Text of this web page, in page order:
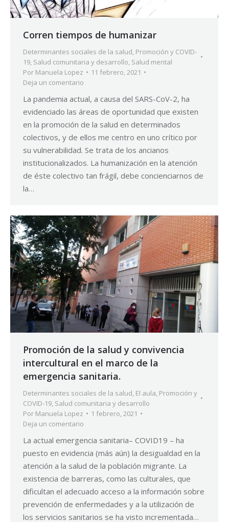
Corren tiempos de humanizar
Determinantes sociales de la salud, Promoción y COVID-
19, Salud comunitaria y desarrollo, Salud mental
Por Manuela Lopez
11 febrero, 2021
Deja un comentario
La pandemia actual, a causa del SARS-CoV-2, ha
evidenciado las áreas de oportunidad que existen
en la promoción de la salud en determinados
colectivos, y de ellos me centro en uno crítico por
su vulnerabilidad. Se trata de los ancianos
institucionalizados. La humanización en la atención
de éste colectivo tan frágil, debe concienciarnos de
la…
Promoción de la salud y convivencia
intercultural en el marco de la
emergencia sanitaria.
Determinantes sociales de la salud, El aula, Promoción y
COVID-19, Salud comunitaria y desarrollo
Por Manuela Lopez
1 febrero, 2021
Deja un comentario
La actual emergencia sanitaria– COVID19 – ha
puesto en evidencia (más aún) la desigualdad en la
atención a la salud de la población migrante. La
existencia de barreras, como las culturales, que
dificultan el adecuado acceso a la información sobre
prevención de enfermedades y a la utilización de
los servicios sanitarios se ha visto incrementada…